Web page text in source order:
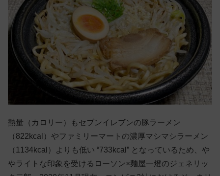
熱量（カロリー）もセブンイレブンの豚ラーメン
（822kcal）やファミリーマートの濃厚マシマシラーメン
（1134kcal）よりも低い “733kcal” となっているため、や
やライトな印象を受けるローソン×麺屋一燈のジェネリッ